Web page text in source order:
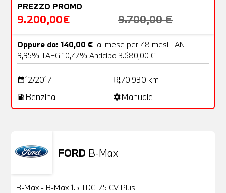
PREZZO PROMO
9.200,00€ 9.700,00 €
Oppure da: 140,00 € al mese per 48 mesi TAN
9,95% TAEG 10,47% Anticipo 3.680,00 €
date_range12/2017 add_road70.930 km
local_gas_station Benzina settingsManuale
FORD B-Max
B-Max - B-Max 1.5 TDCi 75 CV Plus